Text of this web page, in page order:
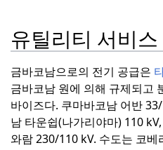
유틸리티 서비스
금바코남으로의 전기 공급은
금바코남 원에 의해 규제되고
바이즈다. 쿠마바코남 어반
남 타운쉽(나가리야마) 110
와람 230/110 kV. 수도는 코베